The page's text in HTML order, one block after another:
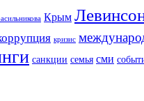
Крым
кризис
санкции семья сми